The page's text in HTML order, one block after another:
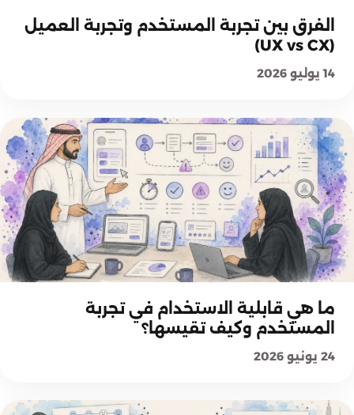
الفرق بين تجربة المستخدم وتجربة العميل
(UX vs CX)
14 يوليو 2026
ما هي قابلية الاستخدام في تجربة
المستخدم وكيف تقيسها؟
24 يونيو 2026